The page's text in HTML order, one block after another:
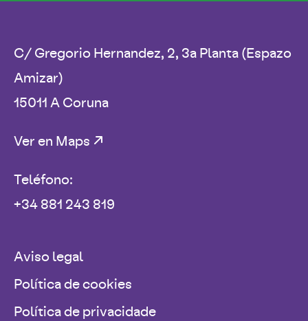
C/ Gregorio Hernandez, 2, 3a Planta (Espazo
Amizar)
15011 A Coruna
Ver en Maps
Teléfono:
+34 881 243 819
Aviso legal
Política de cookies
Política de privacidade